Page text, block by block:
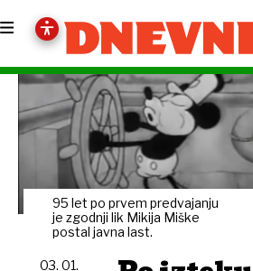
95 let po prvem predvajanju
je zgodnji lik Mikija Miške
postal javna last.
03. 01.